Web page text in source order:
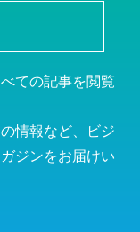
ての記事を閲覧
情報など、ビジ
ジンをお届けい